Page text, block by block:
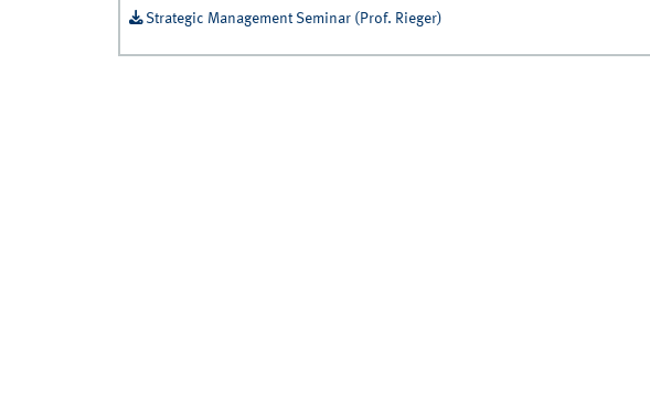
Strategic Management Seminar (Prof. Rieger)